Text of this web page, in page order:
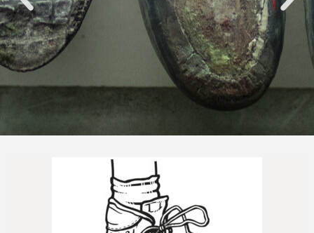
Naprawimy Twoje buty trekkingowe
Jeszcze...